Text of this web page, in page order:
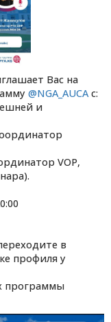
Вас на
@NGA_AUCA с:
и
VOP,
в
профиля у
программы